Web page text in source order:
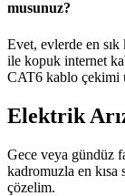
musunuz?
Evet, evlerde en sık
ile kopuk internet
CAT6 kablo çekimi
Elektrik
Gece veya gündüz
kadromuzla en kısa
çözelim.